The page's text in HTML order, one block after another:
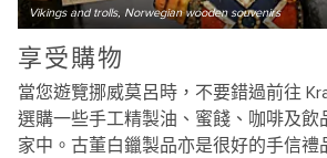
Vikings and trolls, Norwegian wooden souvenirs
享受購物
當您遊覽挪威莫呂時，不要錯過前往
選購一些手工精製油、蜜餞、咖啡及飲
家中。古董白鑞製品亦是很好的手信禮